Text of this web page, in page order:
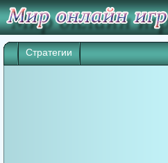
Стратегии